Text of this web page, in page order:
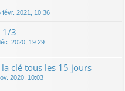
févr. 2021, 10:36
1/3
2020, 19:29
clé tous les 15 jours
2020, 10:03